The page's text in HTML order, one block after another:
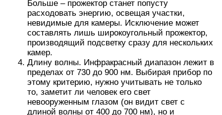
Больше – прожектор станет попусту
расходовать энергию, освещая участки,
невидимые для камеры. Исключение может
составлять лишь широкоугольный прожектор,
производящий подсветку сразу для нескольких
камер.
Длину волны. Инфракрасный диапазон лежит в
пределах от 730 до 900 нм. Выбирая прибор по
этому критерию, нужно учитывать не только
то, заметит ли человек его свет
невооруженным глазом (он видит свет с
длиной волны от 400 до 700 нм), но и